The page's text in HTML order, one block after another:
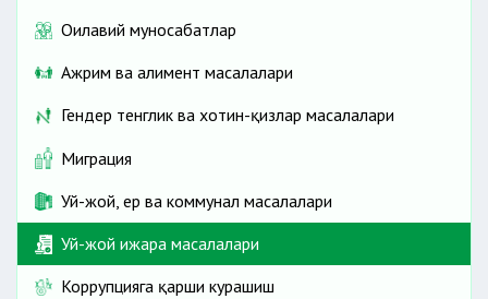
Оилавий муносабатлар
Ажрим ва алимент масалалари
Гендер тенглик ва хотин-қизлар масалалари
Миграция
Уй-жой, ер ва коммунал масалалари
Уй-жой ижара масалалари
Коррупцияга қарши курашиш